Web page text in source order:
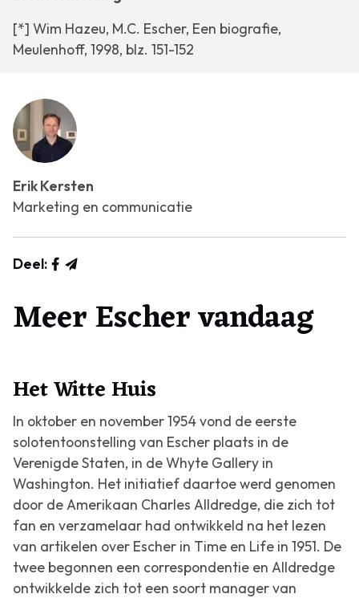
[*] Wim Hazeu, M.C. Escher, Een biografie,
Meulenhoff, 1998, blz. 151-152
Erik Kersten
Marketing en communicatie
Deel:
Meer Escher vandaag
Het Witte Huis
In oktober en november 1954 vond de eerste
solotentoonstelling van Escher plaats in de
Verenigde Staten, in de Whyte Gallery in
Washington. Het initiatief daartoe werd genomen
door de Amerikaan Charles Alldredge, die zich tot
fan en verzamelaar had ontwikkeld na het lezen
van artikelen over Escher in Time en Life in 1951. De
twee begonnen een correspondentie en Alldredge
ontwikkelde zich tot een soort manager van